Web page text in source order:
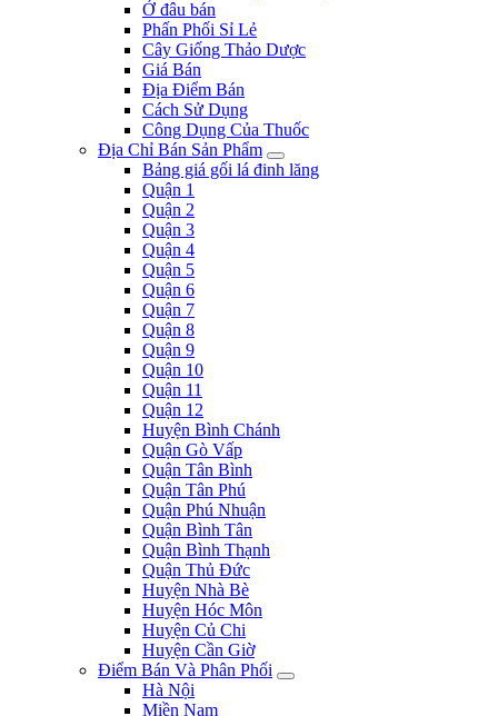
Ở đâu bán
Phấn Phối Sỉ Lẻ
Cây Giống Thảo Dược
Giá Bán
Địa Điểm Bán
Cách Sử Dụng
Công Dụng Của Thuốc
Địa Chỉ Bán Sản Phẩm
Bảng giá gối lá đinh lăng
Quận 1
Quận 2
Quận 3
Quận 4
Quận 5
Quận 6
Quận 7
Quận 8
Quận 9
Quận 10
Quận 11
Quận 12
Huyện Bình Chánh
Quận Gò Vấp
Quận Tân Bình
Quận Tân Phú
Quận Phú Nhuận
Quận Bình Tân
Quận Bình Thạnh
Quận Thủ Đức
Huyện Nhà Bè
Huyện Hóc Môn
Huyện Củ Chi
Huyện Cần Giờ
Điểm Bán Và Phân Phối
Hà Nội
Miền Nam